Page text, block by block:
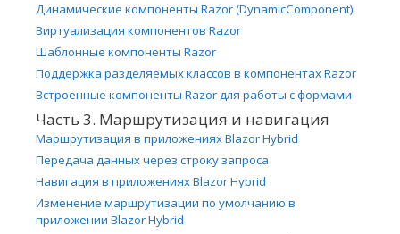
Динамические компоненты Razor (DynamicComponent)
Виртуализация компонентов Razor
Шаблонные компоненты Razor
Поддержка разделяемых классов в компонентах Razor
Встроенные компоненты Razor для работы с формами
Часть 3. Маршрутизация и навигация
Маршрутизация в приложениях Blazor Hybrid
Передача данных через строку запроса
Навигация в приложениях Blazor Hybrid
Изменение маршрутизации по умолчанию в
приложении Blazor Hybrid